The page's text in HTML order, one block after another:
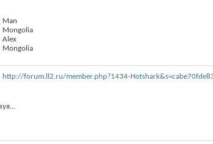
Man
Mongolia
Alex
Mongolia
http://forum.ll2.ru/member.php?1434-